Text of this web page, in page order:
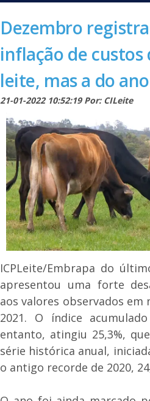
Dezembro
inflação de custos
leite, mas a do
21-01-2022 10:52:19 Por: CILeite
ICPLeite/Embrapa do
apresentou uma forte
aos valores observados
2021. O índice
entanto, atingiu 25,3%,
série histórica anual,
o antigo recorde de 2020,